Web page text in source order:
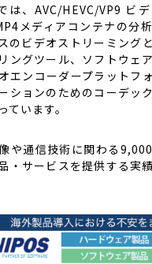
は、AVC/HEVC/VP9 ビ
メディアコンテナの分
のビデオストリーミング
ングツール、ソフトウェ
エンコーダープラットフ
ションのためのコーデッ
ています。
や通信技術に関わる
・サービスを提供する実